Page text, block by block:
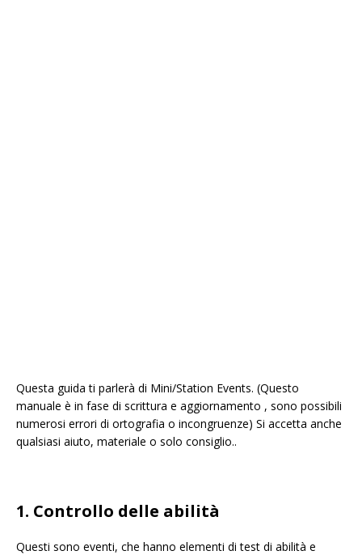
Questa guida ti parlerà di Mini/Station Events. (Questo
manuale è in fase di scrittura e aggiornamento , sono possibili
numerosi errori di ortografia o incongruenze) Si accetta anche
qualsiasi aiuto, materiale o solo consiglio..
1. Controllo delle abilità
Questi sono eventi, che hanno elementi di test di abilità e